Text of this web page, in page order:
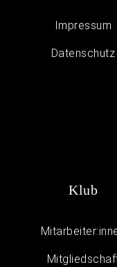
Impressum
Daten­schutz
Klub